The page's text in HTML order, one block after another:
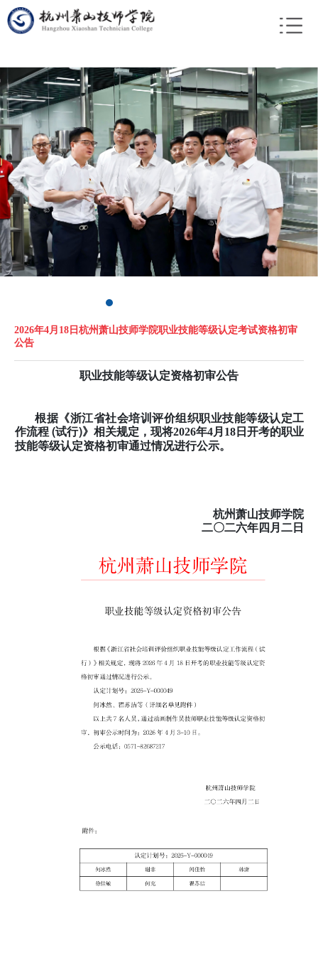
2026年4月18日杭州萧山技师学院职业技能等级认定考试资格初审
公告
职业技能等级认定资格初审公告
根据《浙江省社会培训评价组织职业技能等级认定工
作流程 (试行)》相关规定， 现将2026年4月18日开考的职业
技能等级认定资格初审通过情况进行公示。
杭州萧山技师学院
二〇二六年四月二日